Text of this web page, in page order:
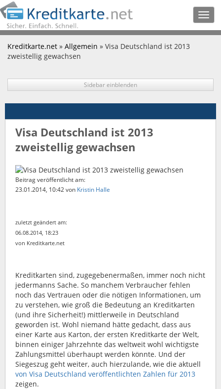
Kreditkarte.net » Allgemein » Visa Deutschland ist 2013
zweistellig gewachsen
Sidebar einblenden
Visa Deutschland ist 2013
zweistellig gewachsen
Beitrag veröffentlicht am:
23.01.2014, 10:42von Kristin Halle
zuletzt geändert am:
06.08.2014, 18:23
von Kreditkarte.net
Kreditkarten sind, zugegebenermaßen, immer noch nicht
jedermanns Sache. So manchem Verbraucher fehlen
noch das Vertrauen oder die nötigen Informationen, um
zu verstehen, wie groß die Bedeutung an Kreditkarten
(und ihre Sicherheit!) mittlerweile in Deutschland
geworden ist. Wohl niemand hätte gedacht, dass aus
einer Karte aus Karton, der ersten Kreditkarte der Welt,
binnen einiger Jahrzehnte das weltweit wohl wichtigste
Zahlungsmittel überhaupt werden könnte. Und der
Siegeszug geht weiter, auch hierzulande, wie die aktuell
von Visa Deutschland veröffentlichten Zahlen für 2013
zeigen.